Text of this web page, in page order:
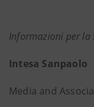
Informazioni per la
Intesa Sanpaolo
Media and